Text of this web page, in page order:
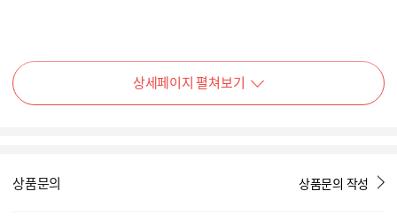
상세페이지 펼쳐보기
상품문의 상품문의 작성